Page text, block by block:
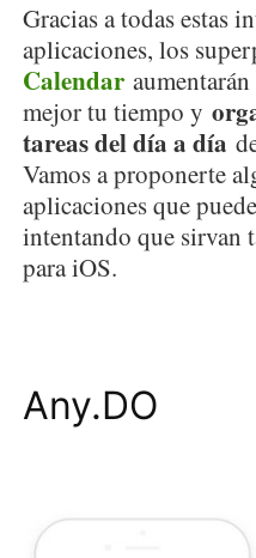
Gracias a todas estas
aplicaciones, los
Calendaraumentarán
mejor tu tiempo y
tareas del día a día
Vamos a proponerte
aplicaciones que
intentando que sirvan
para iOS.
Any.DO